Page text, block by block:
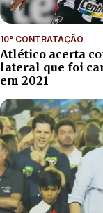
10° CONTRATAÇÃO
Atlético acerta
lateral que foi
em 2021